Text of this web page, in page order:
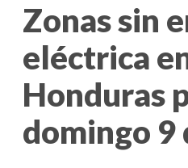
Zonas sin
eléctrica
Honduras
domingo 9